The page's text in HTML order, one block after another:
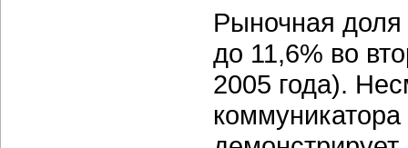
Рыночная
до 11,6% во
2005 года).